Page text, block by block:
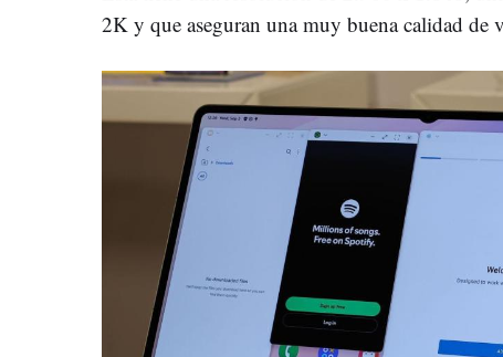
2K y que aseguran una muy buena calidad de